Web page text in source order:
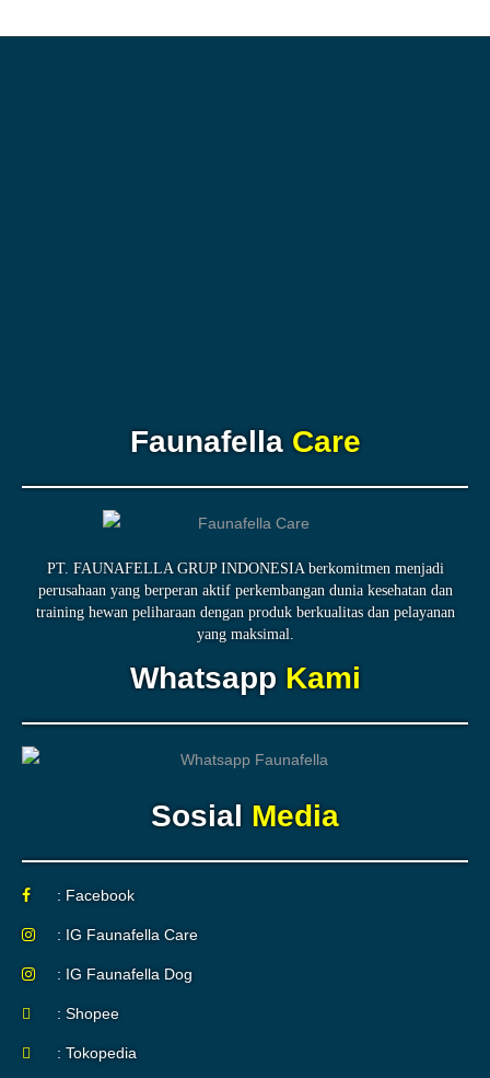
FaunafellaCare
PT. FAUNAFELLA GRUP INDONESIA berkomitmen menjadi
perusahaan yang berperan aktif perkembangan dunia kesehatan dan
training hewan peliharaan dengan produk berkualitas dan pelayanan
yang maksimal.
WhatsappKami
Sosial Media
: Facebook
: IG Faunafella Care
: IG Faunafella Dog
: Shopee
: Tokopedia